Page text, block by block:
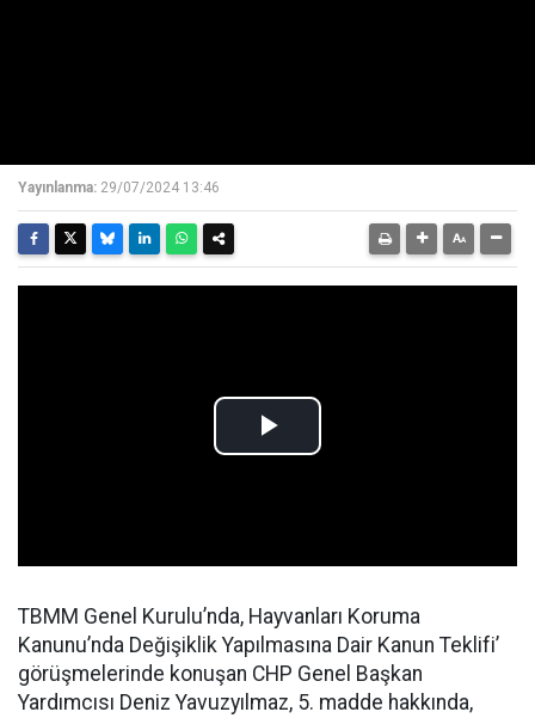
Yayınlanma: 29/07/2024 13:46
TBMM Genel Kurulu’nda, Hayvanları Koruma
Kanunu’nda Değişiklik Yapılmasına Dair Kanun Teklifi’
görüşmelerinde konuşan CHP Genel Başkan
Yardımcısı Deniz Yavuzyılmaz, 5. madde hakkında,